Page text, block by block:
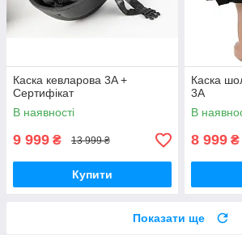
Каска кевларова 3A +
Сертифікат
В наявності
9 999 ₴ 13 999 ₴
Купити
Каска
3A
В
8 999 ₴
Показати ще